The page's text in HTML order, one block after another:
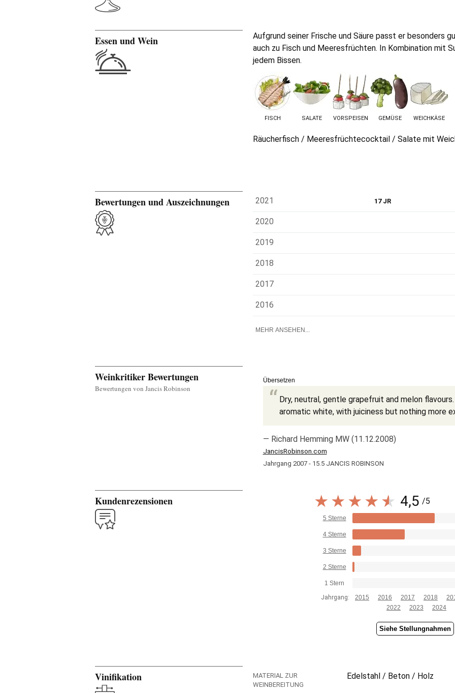
Essen und Wein
Aufgrund seiner Frische und Säure passt er besonders
auch zu Fisch und Meeresfrüchten. In Kombination mit
jedem Bissen.
FISCH SALATE VORSPEISEN GEMÜSE WEICHKÄSE
Räucherfisch / Meeresfrüchtecocktail / Salate mit
Bewertungen und Auszeichnungen 2021 17 JR
2020
2019
2018
2017
2016
MEHR ANSEHEN...
Weinkritiker Bewertungen
Bewertungen von Jancis Robinson
Übersetzen
Dry, neutral, gentle grapefruit and melon
aromatic white, with juiciness but nothing more
— Richard Hemming MW (11.12.2008)
JancisRobinson.com
Jahrgang 2007 - 15.5 JANCIS ROBINSON
Kundenrezensionen 4,5 /5
5 Sterne
4 Sterne
3 Sterne
2 Sterne
1 Stern
Jahrgang:
2015 2016 2017 2018
2022
2023 2024
Siehe Stellungnahmen
Vinifikation
MATERIAL ZUR
WEINBEREITUNG
Edelstahl / Beton / Holz